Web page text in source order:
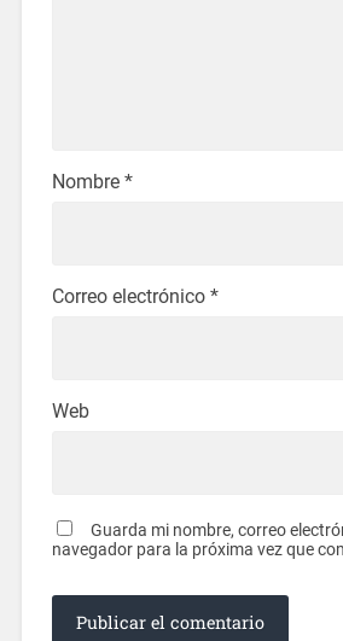
Nombre *
Correo electrónico *
Web
Guarda mi nombre, correo
navegador para la próxima vez que